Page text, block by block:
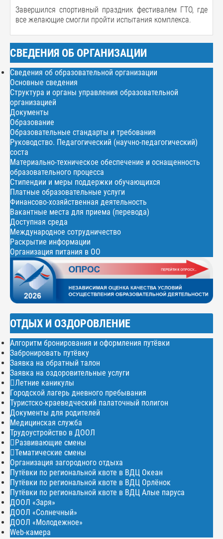
Завершился спортивный праздник фестивалем ГТО, где
все желающие смогли пройти испытания комплекса.
СВЕДЕНИЯ ОБ ОРГАНИЗАЦИИ
Сведения об образовательной организации
Основные сведения
Структура и органы управления образовательной
организацией
Документы
Образование
Образовательные стандарты и требования
Руководство. Педагогический (научно-педагогический)
соста
Материально-техническое обеспечение и оснащенность
образовательного процесса
Стипендии и меры поддержки обучающихся
Платные образовательные услуги
Финансово-хозяйственная деятельность
Вакантные места для приема (перевода)
Доступная среда
Международное сотрудничество
Раскрытие информации
Организация питания в ОО
ОТДЫХ И ОЗДОРОВЛЕНИЕ
Алгоритм бронирования и оформления путёвки
Забронировать путёвку
Заявка на обратный талон
Заявка на оздоровительные услуги
Летние каникулы
Городской лагерь дневного пребывания
Туристско-краеведческий палаточный полигон
Документы для родителей
Медицинская служба
Трудоустройство в ДООЛ
Развивающие смены
Тематические смены
Организация загородного отдыха
Путёвки по региональной квоте в ВДЦ Океан
Путёвки по региональной квоте в ВДЦ Орлёнок
Путёвки по региональной квоте в ВДЦ Алые паруса
ДООЛ «Заря»
ДООЛ «Солнечный»
ДООЛ «Молодежное»
Web-камера